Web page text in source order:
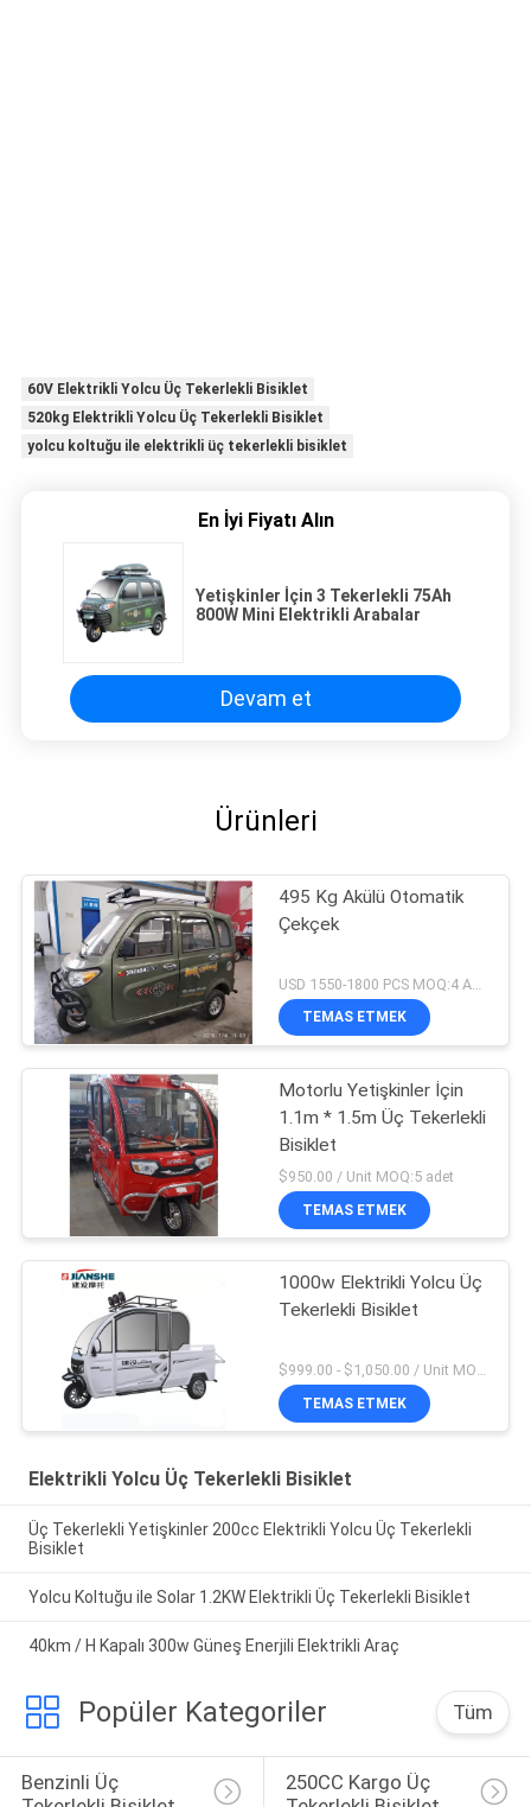
60V Elektrikli Yolcu Üç Tekerlekli Bisiklet
520kg Elektrikli Yolcu Üç Tekerlekli Bisiklet
yolcu koltuğu ile elektrikli üç tekerlekli bisiklet
En İyi Fiyatı Alın
Yetişkinler İçin 3 Tekerlekli 75Ah
800W Mini Elektrikli Arabalar
Devam et
Ürünleri
495 Kg Akülü Otomatik
Çekçek
TEMAS ETMEK
Motorlu Yetişkinler İçin
1.1m * 1.5m Üç Tekerlekli
Bisiklet
$950.00 / Unit MOQ:5 adet
TEMAS ETMEK
1000w Elektrikli Yolcu Üç
Tekerlekli Bisiklet
$999.00 - $1,050.00 / Unit MOQ:1 ünite
TEMAS ETMEK
Elektrikli Yolcu Üç Tekerlekli Bisiklet
Üç Tekerlekli Yetişkinler 200cc Elektrikli Yolcu Üç Tekerlekli
Bisiklet
Yolcu Koltuğu ile Solar 1.2KW Elektrikli Üç Tekerlekli Bisiklet
40km / H Kapalı 300w Güneş Enerjili Elektrikli Araç
Popüler Kategoriler Tüm
Benzinli Üç
250CC Kargo Üç